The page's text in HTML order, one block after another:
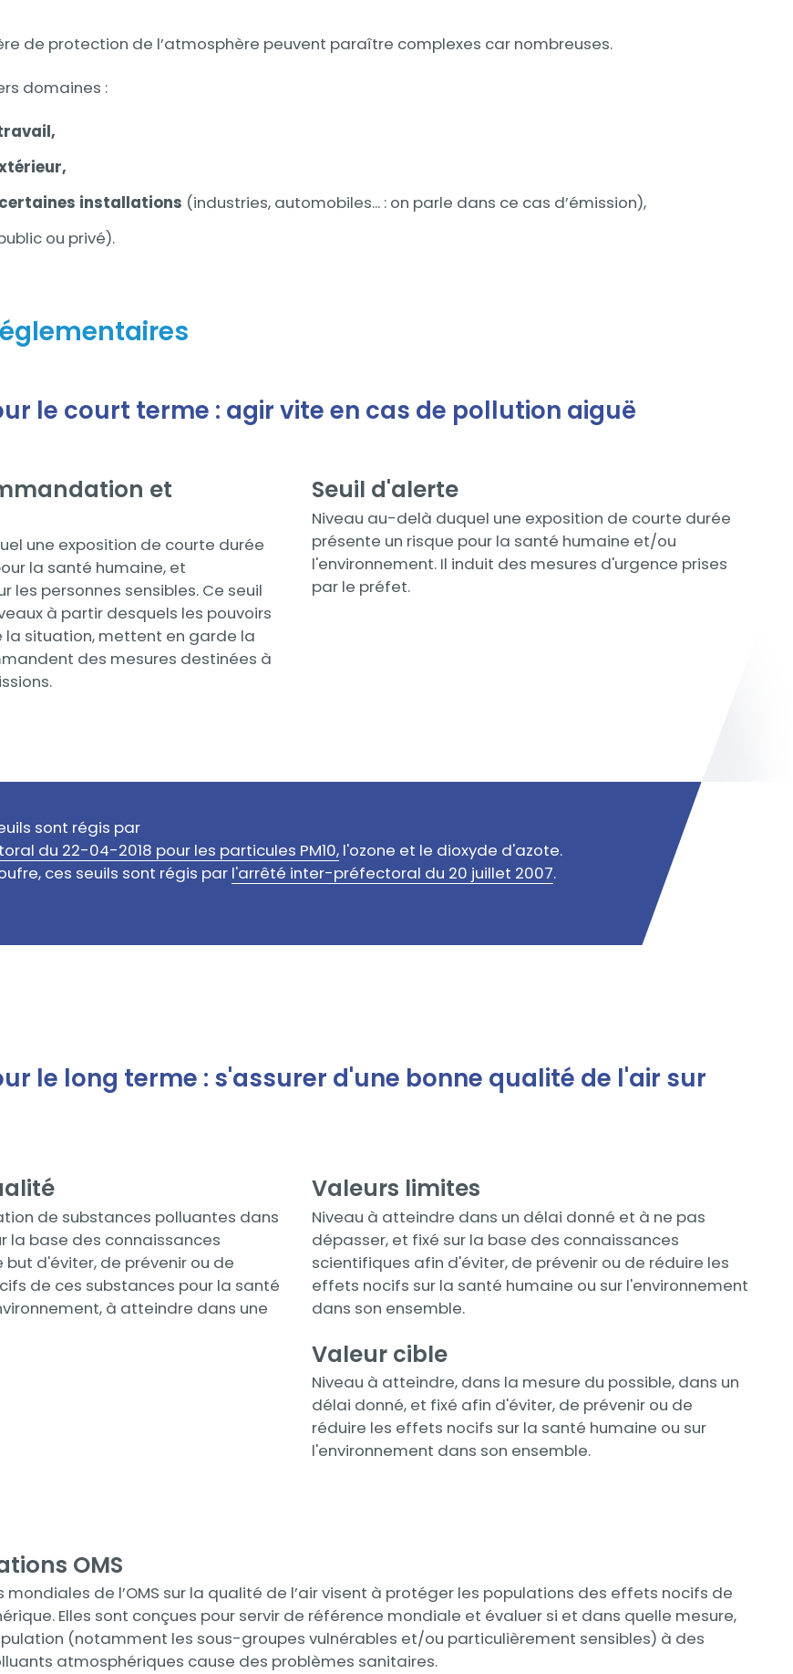
de protection de l’atmosphère peuvent paraître complexes car nombreuses.
domaines :
installations (industries, automobiles... : on parle dans ce cas d’émission),
ou privé).
le court terme : agir vite en cas de pollution aiguë
et
une exposition de courte durée
la santé humaine, et
les personnes sensibles. Ce seuil
à partir desquels les pouvoirs
la situation, mettent en garde la
des mesures destinées à
Contenu
Seuil d'alerte
Niveau au-delà duquel une exposition de courte durée
présente un risque pour la santé humaine et/ou
l'environnement. Il induit des mesures d'urgence prises
par le préfet.
sont régis par
du 22-04-2018 pour les particules PM10, l'ozone et le dioxyde d'azote.
ces seuils sont régis par l'arrêté inter-préfectoral du 20 juillet 2007.
le long terme : s'assurer d'une bonne qualité de l'air sur
de substances polluantes dans
la base des connaissances
d'éviter, de prévenir ou de
de ces substances pour la santé
à atteindre dans une
Contenu
Valeurs limites
Niveau à atteindre dans un délai donné et à ne pas
dépasser, et fixé sur la base des connaissances
scientifiques afin d'éviter, de prévenir ou de réduire les
effets nocifs sur la santé humaine ou sur l'environnement
dans son ensemble.
Valeur cible
Niveau à atteindre, dans la mesure du possible, dans un
délai donné, et fixé afin d'éviter, de prévenir ou de
réduire les effets nocifs sur la santé humaine ou sur
l'environnement dans son ensemble.
OMS
mondiales de l’OMS sur la qualité de l’air visent à protéger les populations des effets nocifs de
Elles sont conçues pour servir de référence mondiale et évaluer si et dans quelle mesure,
(notamment les sous-groupes vulnérables et/ou particulièrement sensibles) à des
atmosphériques cause des problèmes sanitaires.